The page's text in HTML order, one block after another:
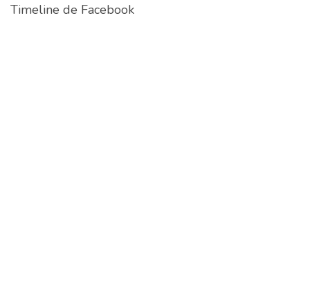
Timeline de Facebook